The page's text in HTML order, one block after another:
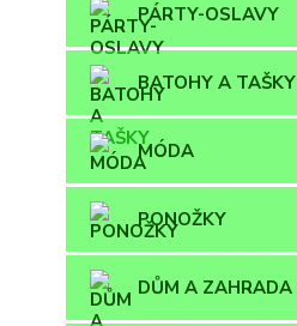
PÁRTY-OSLAVY
BATOHY A TAŠKY
MÓDA
PONOŽKY
DŮM A ZAHRADA